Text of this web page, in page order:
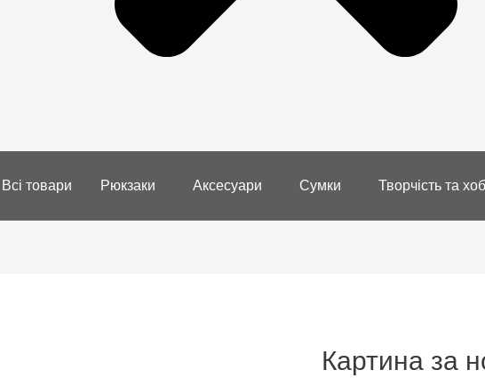
Всі товари Рюкзаки Аксесуари Сумки Творчість та
Картина за